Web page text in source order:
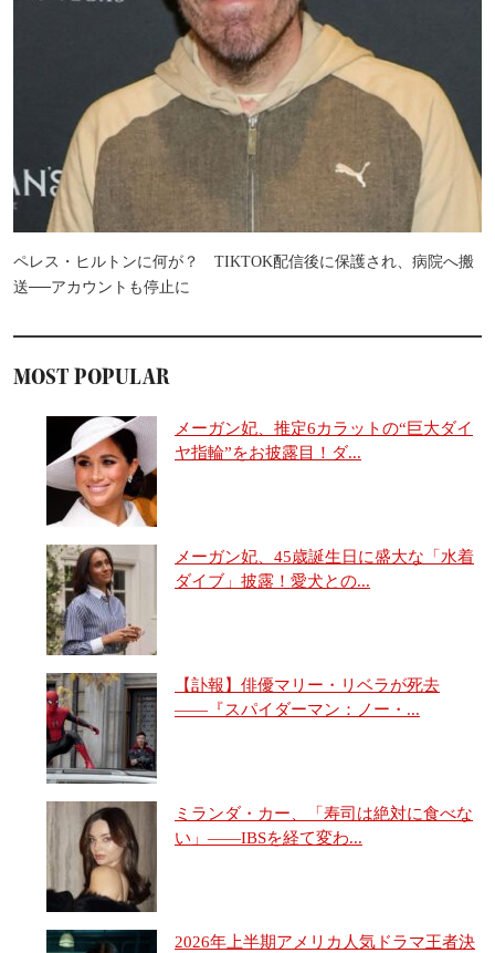
ペレス・ヒルトンに何が？ TIKTOK配信後に保護され、病院へ搬
送──アカウントも停止に
MOST POPULAR
メーガン妃、推定6カラットの“巨大ダイ
ヤ指輪”をお披露目！ダ...
メーガン妃、45歳誕生日に盛大な「水着
ダイブ」披露！愛犬との...
【訃報】俳優マリー・リベラが死去
――『スパイダーマン：ノー・...
ミランダ・カー、「寿司は絶対に食べな
い」――IBSを経て変わ...
2026年上半期アメリカ人気ドラマ王者決